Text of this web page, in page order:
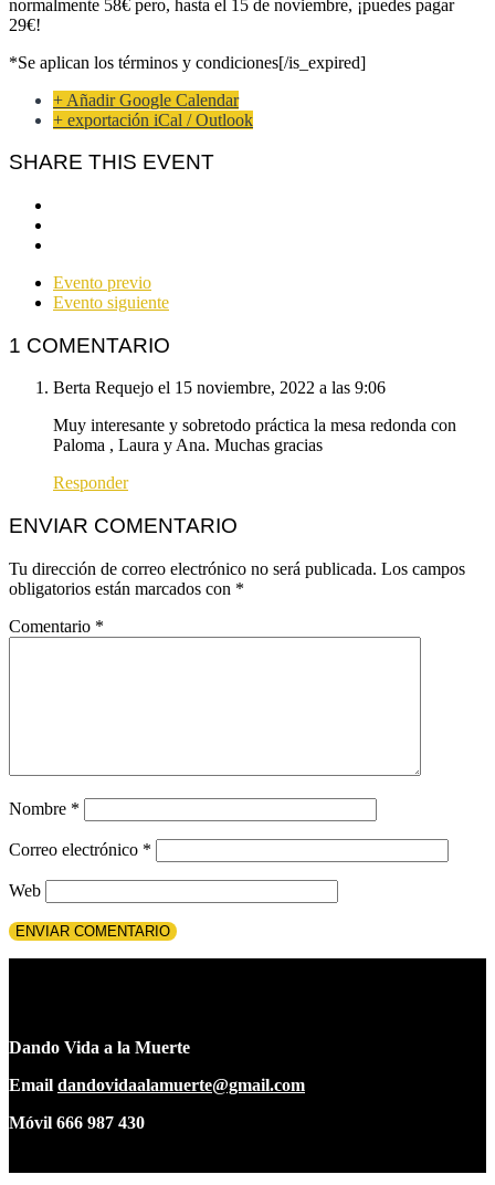
normalmente 58€ pero, hasta el 15 de noviembre, ¡puedes pagar
29€!
*Se aplican los términos y condiciones[/is_expired]
+ Añadir Google Calendar
+ exportación iCal / Outlook
SHARE THIS EVENT
Evento previo
Evento siguiente
1 COMENTARIO
Berta Requejo el 15 noviembre, 2022 a las 9:06
Muy interesante y sobretodo práctica la mesa redonda con
Paloma , Laura y Ana. Muchas gracias
Responder
ENVIAR COMENTARIO
Tu dirección de correo electrónico no será publicada. Los campos
obligatorios están marcados con *
Comentario *
Nombre *
Correo electrónico *
Web
Dando Vida a la Muerte
Email dandovidaalamuerte@gmail.com
Móvil 666 987 430